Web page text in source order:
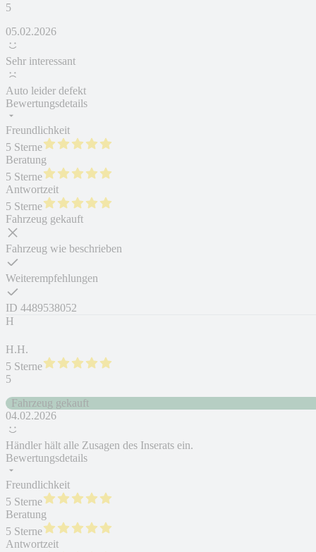
5
05.02.2026
Sehr interessant
Auto leider defekt
Bewertungsdetails
Freundlichkeit
5 Sterne
Beratung
5 Sterne
Antwortzeit
5 Sterne
Fahrzeug gekauft
Fahrzeug wie beschrieben
Weiterempfehlungen
ID 4489538052
H
H.H.
5 Sterne
5
Fahrzeug gekauft
04.02.2026
Händler hält alle Zusagen des Inserats ein.
Bewertungsdetails
Freundlichkeit
5 Sterne
Beratung
5 Sterne
Antwortzeit